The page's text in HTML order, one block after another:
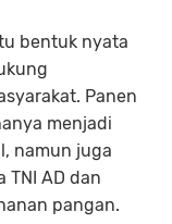
bentuk nyata
Panen
menjadi
namun juga
TNI AD dan
pangan.